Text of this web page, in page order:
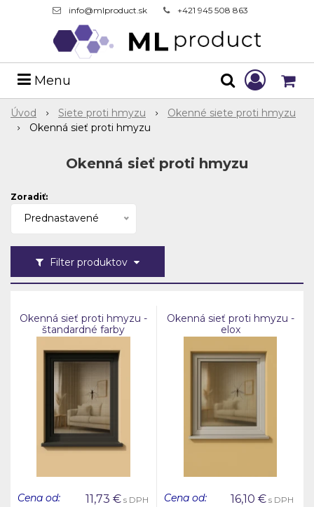
info@mlproduct.sk +421 945 508 863
Menu
Úvod Siete proti hmyzu
Okenné siete proti hmyzu
Okenná sieť proti hmyzu
Okenná sieť proti hmyzu
Filter produktov
Zoradiť:
Prednastavené
Okenná sieť proti hmyzu -
štandardné farby
Cena od: 11,73 € s DPH
Okenná sieť proti hmyzu -
elox
Cena od: 16,10 € s DPH